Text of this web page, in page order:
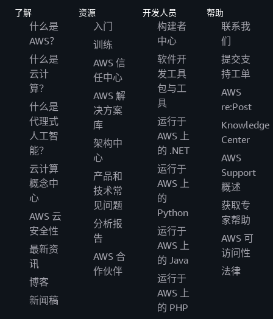
了解
什么是
AWS？
什么是
云计
算？
什么是
代理式
人工智
能？
云计算
概念中
心
AWS 云
安全性
最新资
讯
博客
新闻稿
资源
入门
训练
AWS 信
任中心
AWS 解
决方案
库
架构中
心
产品和
技术常
见问题
分析报
告
AWS 合
作伙伴
开发人员
构建者
中心
软件开
发工具
包与工
具
运行于
AWS 上
的 .NET
运行于
AWS 上
的
Python
运行于
AWS 上
的 Java
运行于
AWS 上
的 PHP
帮助
联系我
们
提交支
持工单
AWS
re:Post
Knowledge
Center
AWS
Support
概述
获取专
家帮助
AWS 可
访问性
法律